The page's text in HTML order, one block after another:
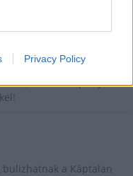
Privacy Policy
1-2.) a Pécsi-tó partja
bulizhatnak a Káptalan